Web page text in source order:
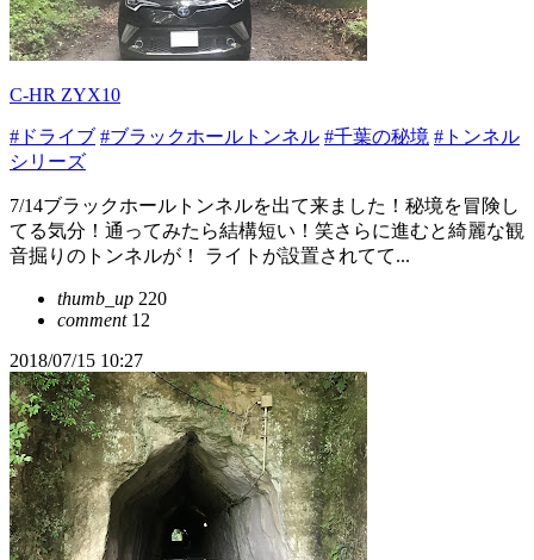
C-HR ZYX10
#ドライブ #ブラックホールトンネル #千葉の秘境 #トンネル
シリーズ
7/14ブラックホールトンネルを出て来ました！秘境を冒険し
てる気分！通ってみたら結構短い！笑さらに進むと綺麗な観
音掘りのトンネルが！ ライトが設置されてて...
thumb_up 220
comment12
2018/07/15 10:27